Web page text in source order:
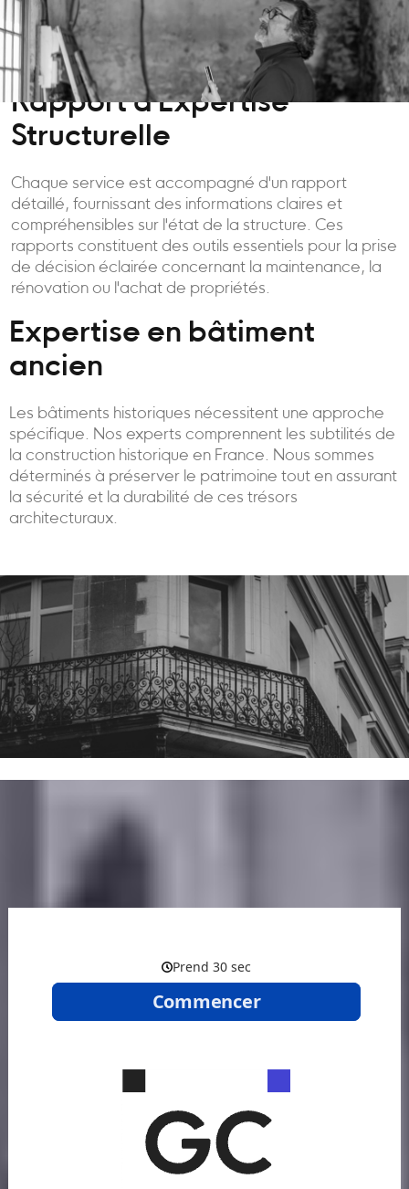
Rapport d'Expertise
Structurelle
Chaque service est accompagné d'un rapport
détaillé, fournissant des informations claires et
compréhensibles sur l'état de la structure. Ces
rapports constituent des outils essentiels pour la prise
de décision éclairée concernant la maintenance, la
rénovation ou l'achat de propriétés.
Expertise en bâtiment
ancien
Les bâtiments historiques nécessitent une approche
spécifique. Nos experts comprennent les subtilités de
la construction historique en France. Nous sommes
déterminés à préserver le patrimoine tout en assurant
la sécurité et la durabilité de ces trésors
architecturaux.